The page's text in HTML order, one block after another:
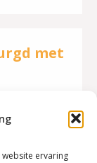
website ervaring
met
in